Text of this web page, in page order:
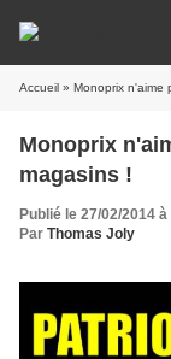
Accueil » Monoprix n'aime
Monoprix
magasins !
Publié le 27/02/2014
Par Thomas Joly